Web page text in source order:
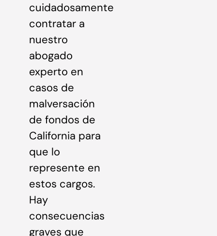
cuidadosamente
contratar a
nuestro
abogado
experto en
casos de
malversación
de fondos de
California para
que lo
represente en
estos cargos.
Hay
consecuencias
graves que